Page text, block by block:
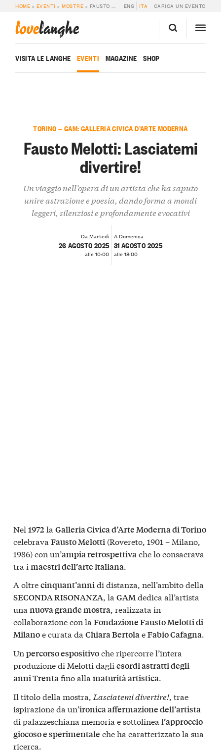
HOME » EVENTI »MOSTRE » FAUSTO MELOTTI: LASCIATEMI DIVERTIRE! ENG ITA CARICA UN EVENTO
lovelanghe
VISITA LE LANGHE EVENTI MAGAZINE SHOP
TORINO — GAM: GALLERIA CIVICA D’ARTE MODERNA
Fausto Melotti: Lasciatemi
divertire!
Un viaggio nell’opera di un artista che ha saputo
unire astrazione e poesia, dando forma a mondi
leggeri, silenziosi e profondamente evocativi
Da Martedì
26 AGOSTO 2025
alle 10:00
A Domenica
31 AGOSTO 2025
alle 18:00
Nel 1972 la Galleria Civica d’Arte Moderna di Torino
celebrava Fausto Melotti (Rovereto, 1901 – Milano,
1986) con un’ampia retrospettivache lo consacrava
tra i maestri dell’arte italiana.
A oltrecinquant’annidi distanza, nell’ambito della
SECONDA RISONANZA, la GAMdedica all’artista
una nuova grande mostra, realizzata in
collaborazione con la Fondazione Fausto Melotti di
Milanoe curata da Chiara BertolaeFabio Cafagna.
Un percorso espositivoche ripercorre l’intera
produzione di Melotti dagli esordi astratti degli
anni Trentafino alla maturità artistica.
Il titolo della mostra, Lasciatemi divertire!, trae
ispirazione da un’ironica affermazione dell’artista
di palazzeschiana memoria e sottolinea l’approccio
giocoso e sperimentale che ha caratterizzato la sua
ricerca.